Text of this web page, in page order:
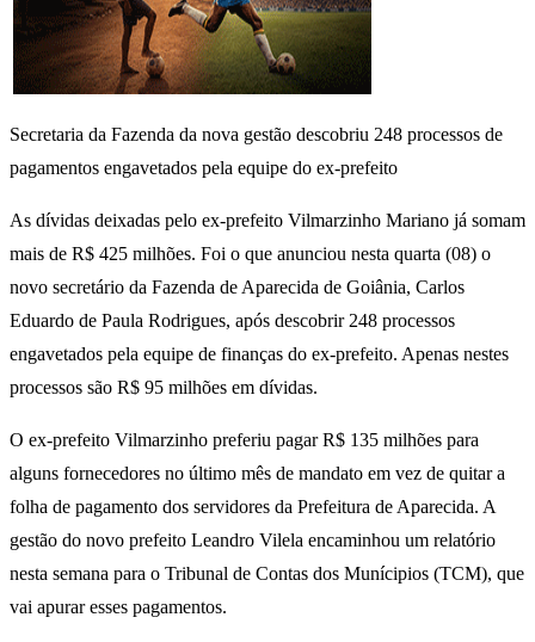
Secretaria da Fazenda da nova gestão descobriu 248 processos de
pagamentos engavetados pela equipe do ex-prefeito
As dívidas deixadas pelo ex-prefeito Vilmarzinho Mariano já somam
mais de R$ 425 milhões. Foi o que anunciou nesta quarta (08) o
novo secretário da Fazenda de Aparecida de Goiânia, Carlos
Eduardo de Paula Rodrigues, após descobrir 248 processos
engavetados pela equipe de finanças do ex-prefeito. Apenas nestes
processos são R$ 95 milhões em dívidas.
O ex-prefeito Vilmarzinho preferiu pagar R$ 135 milhões para
alguns fornecedores no último mês de mandato em vez de quitar a
folha de pagamento dos servidores da Prefeitura de Aparecida. A
gestão do novo prefeito Leandro Vilela encaminhou um relatório
nesta semana para o Tribunal de Contas dos Munícipios (TCM), que
vai apurar esses pagamentos.